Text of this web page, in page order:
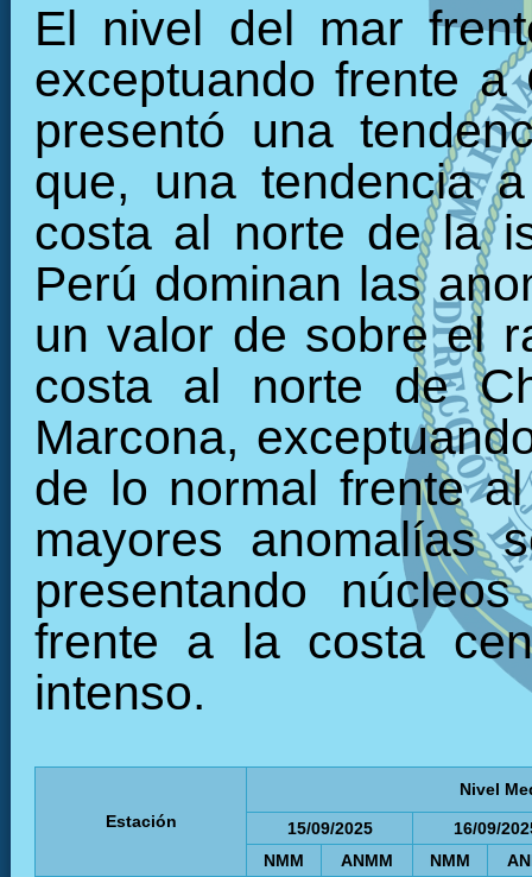
El nivel del mar
exceptuando frente
presentó una
que, una tendencia
costa al norte de la
Perú dominan las
un valor de sobre el
costa al norte de
Marcona,
de lo normal frente
mayores anomalías
presentando
frente a la costa
intenso.
Estación
Nivel
15/09/2025
16/09/
NMM
ANMM NMM